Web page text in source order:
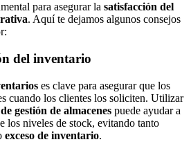
para asegurar la satisfacción del
. Aquí te dejamos algunos consejos
del inventario
es clave para asegurar que los
cuando los clientes los soliciten. Utilizar
gestión de almacenes puede ayudar a
los niveles de stock, evitando tanto
exceso de inventario.